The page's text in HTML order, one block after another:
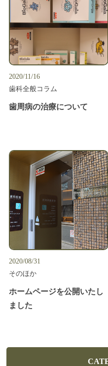
2020/11/16
歯科全般コラム
歯周病の治療について
2020/08/31
そのほか
ホームページを公開いたし
ました